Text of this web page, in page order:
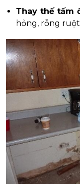
Thay thế tấm
hỏng, rỗng